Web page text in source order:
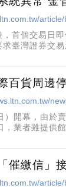
首個交易日
臺灣證券交
百貨周邊
開幕，由於
業者雖提供
催繳信」